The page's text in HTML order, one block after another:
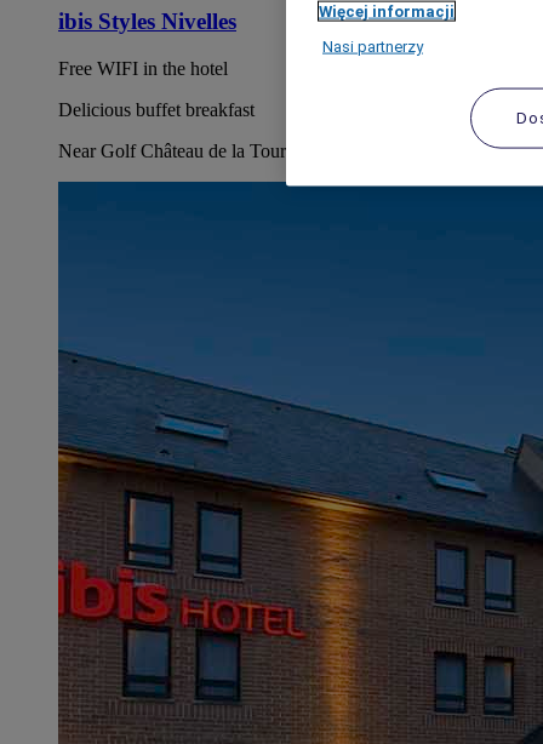
ibis Styles Nivelles
Free WIFI in the hotel
Delicious buffet breakfast
Near Golf Château de la Tournette
Więcej informacji
Nasi partnerzy